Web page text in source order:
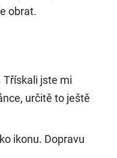
obrat.
Třískali jste mi
určitě to ještě
ikonu. Dopravu